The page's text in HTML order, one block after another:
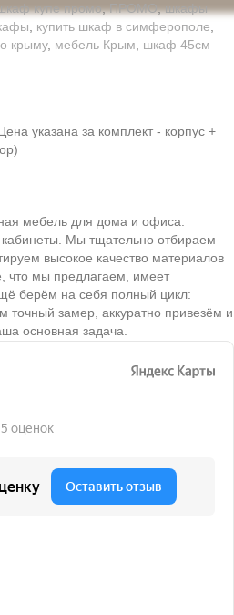
купе промо,ПРОМО,шкафы
купить шкаф в симферополе
крыму, мебель Крым
шкаф 45см
указана за комплект - корпус +
мебель для дома и офиса:
Мы тщательно отбираем
высокое качество материалов
что мы предлагаем, имеет
берём на себя полный цикл:
замер, аккуратно привезём и
основная задача.